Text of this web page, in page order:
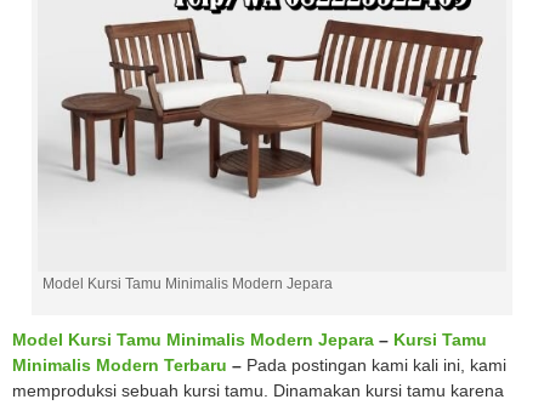
Model Kursi Tamu Minimalis Modern Jepara
Model Kursi Tamu Minimalis Modern Jepara – Kursi Tamu
Minimalis Modern Terbaru – Pada postingan kami kali ini, kami
memproduksi sebuah kursi tamu. Dinamakan kursi tamu karena